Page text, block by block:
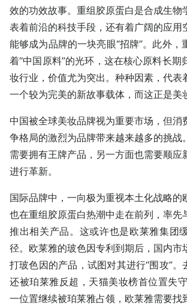
效的功效故事。重组胶原蛋白是合成生物
表着前沿的科技手段，还有着广阔的应用
能够成为品牌的一块亮眼“招牌”。此外，
着“中国原料”的光环，这在核心原料长期
妆行业，价值尤为突出。种种因素，代表
一个较为完美的新故事载体，而这正是美
中国被全球美妆品牌视为重要市场，但消
争格局的激烈为品牌带来越来越多的挑战
需要拥有王牌产品，另一方面也需要顺应
进行革新。
国际品牌中，一向极为重视本土化战略的
也在重组胶原蛋白热潮中走在前列，率先
推出相关产品。这或许也是欧莱雅集团
径。欧莱雅的玻色因专利到期后，国内市
打玻色因的产品，试图对其进行“围攻”。
还被珀莱雅反超，天猫美妆榜首位置失
一位置继续被珀莱雅占领，欧莱雅需要找